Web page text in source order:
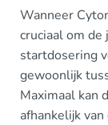
Wanneer
cruciaal om
startdosering
gewoonlijk
Maximaal kan
afhankelijk